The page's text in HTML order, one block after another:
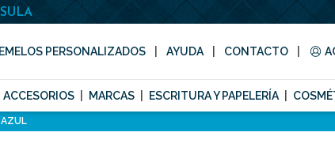
PERSONALIZADOS AYUDA CONTACTO
ACCESORIOS MARCAS ESCRITURA Y PAPELERÍA
AZUL